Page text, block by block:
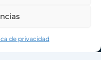
de privacidad